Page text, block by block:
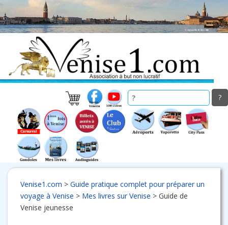
to
main
Venise1.com > Guide pratique complet pour préparer un
voyage à Venise > Mes livres sur Venise > Guide de
Venise jeunesse